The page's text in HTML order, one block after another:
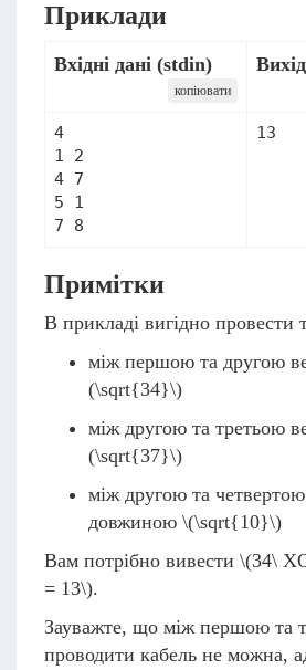
Приклади
Вхідні дані (stdin)
копіювати
4
1 2
4 7
5 1
Примітки
В прикладі вигідно провести
між першою та другою
(\sqrt{34}\)
між другою та третьою
(\sqrt{37}\)
між другою та
довжиною \(\sqrt{10}\)
Вам потрібно вивести \(34\
= 13\).
Зауважте, що між першою та
проводити кабель не можна,